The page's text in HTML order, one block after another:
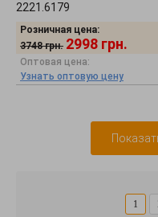
2221.6179
Розничная цена:
3748 грн. 2998 грн.
Оптовая цена:
Узнать оптовую цену
1